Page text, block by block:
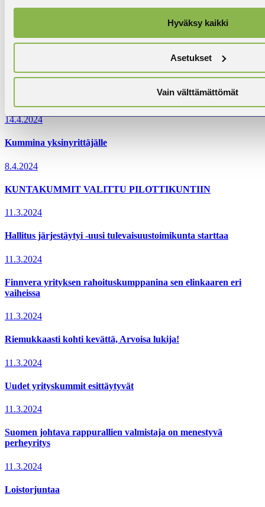
Hyväksy kaikki
Asetukset
Vain välttämättömät
7.5.2024
14.4.2024
Kummina yksinyrittäjälle
8.4.2024
KUNTAKUMMIT VALITTU PILOTTIKUNTIIN
11.3.2024
Hallitus järjestäytyi -uusi tulevaisuustoimikunta starttaa
11.3.2024
Finnvera yrityksen rahoituskumppanina sen elinkaaren eri
vaiheissa
11.3.2024
Riemukkaasti kohti kevättä, Arvoisa lukija!
11.3.2024
Uudet yrityskummit esittäytyvät
11.3.2024
Suomen johtava rappurallien valmistaja on menestyvä
perheyritys
11.3.2024
Loistorjuntaa